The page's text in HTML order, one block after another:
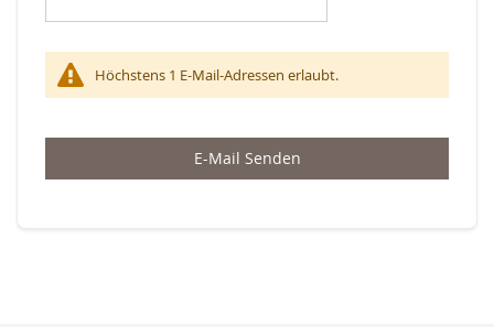
Höchstens 1 E-Mail-Adressen erlaubt.
E-Mail Senden